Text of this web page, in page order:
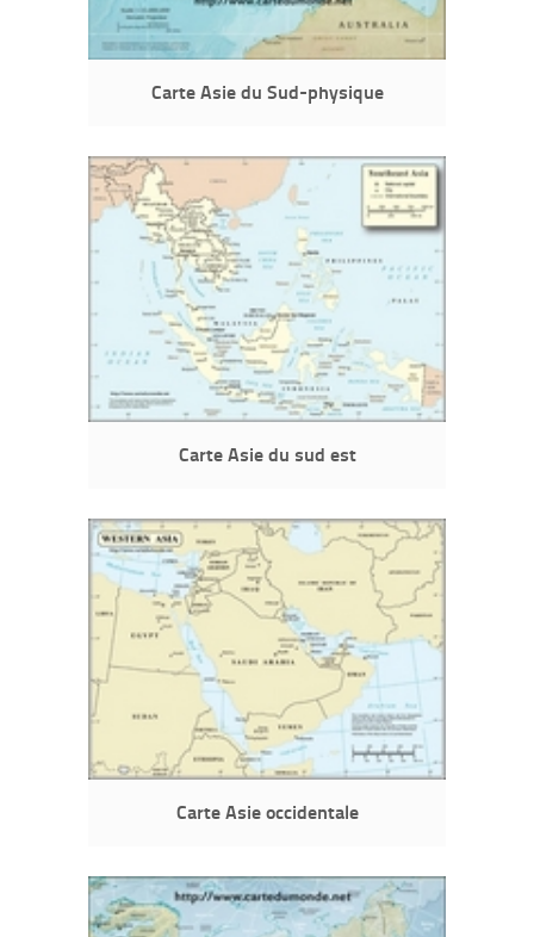
Carte Asie du Sud-physique
Carte Asie du sud est
Carte Asie occidentale